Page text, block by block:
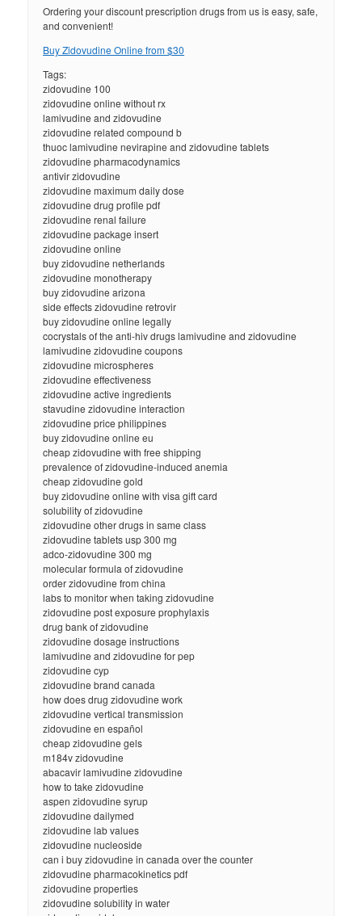
Ordering your discount prescription drugs from us is easy, safe,
and convenient!
Buy Zidovudine Online from $30
Tags:
zidovudine 100
zidovudine online without rx
lamivudine and zidovudine
zidovudine related compound b
thuoc lamivudine nevirapine and zidovudine tablets
zidovudine pharmacodynamics
antivir zidovudine
zidovudine maximum daily dose
zidovudine drug profile pdf
zidovudine renal failure
zidovudine package insert
zidovudine online
buy zidovudine netherlands
zidovudine monotherapy
buy zidovudine arizona
side effects zidovudine retrovir
buy zidovudine online legally
cocrystals of the anti-hiv drugs lamivudine and zidovudine
lamivudine zidovudine coupons
zidovudine microspheres
zidovudine effectiveness
zidovudine active ingredients
stavudine zidovudine interaction
zidovudine price philippines
buy zidovudine online eu
cheap zidovudine with free shipping
prevalence of zidovudine-induced anemia
cheap zidovudine gold
buy zidovudine online with visa gift card
solubility of zidovudine
zidovudine other drugs in same class
zidovudine tablets usp 300 mg
adco-zidovudine 300 mg
molecular formula of zidovudine
order zidovudine from china
labs to monitor when taking zidovudine
zidovudine post exposure prophylaxis
drug bank of zidovudine
zidovudine dosage instructions
lamivudine and zidovudine for pep
zidovudine cyp
zidovudine brand canada
how does drug zidovudine work
zidovudine vertical transmission
zidovudine en español
cheap zidovudine gels
m184v zidovudine
abacavir lamivudine zidovudine
how to take zidovudine
aspen zidovudine syrup
zidovudine dailymed
zidovudine lab values
zidovudine nucleoside
can i buy zidovudine in canada over the counter
zidovudine pharmacokinetics pdf
zidovudine properties
zidovudine solubility in water